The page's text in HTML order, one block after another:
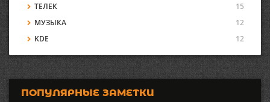
ТЕЛЕК
15
МУЗЫКА
12
KDE
12
ПОПУЛЯРНЫЕ ЗАМЕТКИ